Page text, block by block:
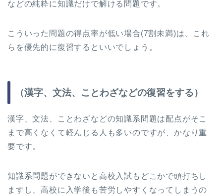
などの純粋に知識だけで解ける問題です。
こういった問題の得点率が低い場合(7割未満)は、これ
らを優先的に復習するといいでしょう。
（漢字、文法、ことわざなどの復習をする）
漢字、文法、ことわざなどの知識系問題は配点がそこ
まで高くなくて軽んじる人も多いのですが、かなり重
要です。
知識系問題ができないと高校入試もどこかで頭打ちし
ますし、高校に入学後も苦労しやすくなってしまうの